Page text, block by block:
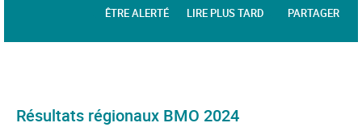
ÊTRE ALERTÉ LIRE PLUS TARD PARTAGER
Résultats régionaux BMO 2024